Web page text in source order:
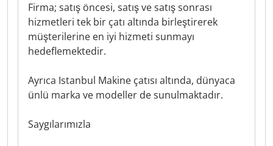
Firma; satış öncesi, satış ve satış sonrası
hizmetleri tek bir çatı altında birleştirerek
müşterilerine en iyi hizmeti sunmayı
hedeflemektedir.
Ayrıca Istanbul Makine çatısı altında, dünyaca
ünlü marka ve modeller de sunulmaktadır.
Saygılarımızla